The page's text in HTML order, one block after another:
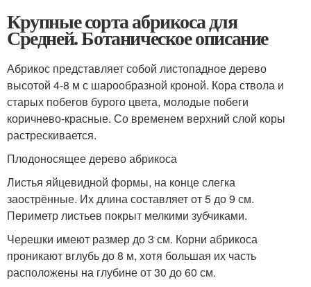
Крупные сорта абрикоса для
Средней. Ботаническое описание
Абрикос представляет собой листопадное дерево
высотой 4-8 м с шарообразной кроной. Кора ствола и
старых побегов бурого цвета, молодые побеги
коричнево-красные. Со временем верхний слой коры
растрескивается.
Плодоносящее дерево абрикоса
Листья яйцевидной формы, на конце слегка
заострённые. Их длина составляет от 5 до 9 см.
Периметр листьев покрыт мелкими зубчиками.
Черешки имеют размер до 3 см. Корни абрикоса
проникают вглубь до 8 м, хотя большая их часть
расположены на глубине от 30 до 60 см.